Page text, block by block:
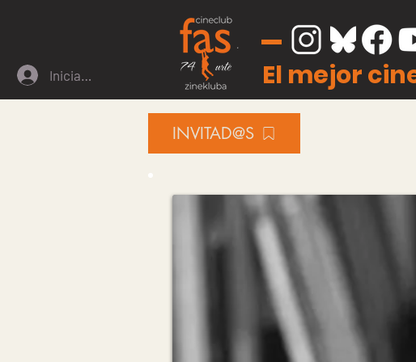
Iniciar sesión El mejor
INVITAD@S